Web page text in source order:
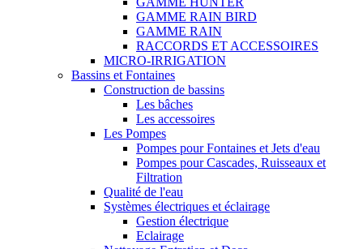
GAMME RAIN BIRD
GAMME RAIN
RACCORDS ET ACCESSOIRES
MICRO-IRRIGATION
Bassins et Fontaines
Construction de bassins
Les bâches
Les accessoires
Les Pompes
Pompes pour Fontaines et Jets d'eau
Pompes pour Cascades, Ruisseaux et
Filtration
Qualité de l'eau
Systèmes électriques et éclairage
Gestion électrique
Eclairage